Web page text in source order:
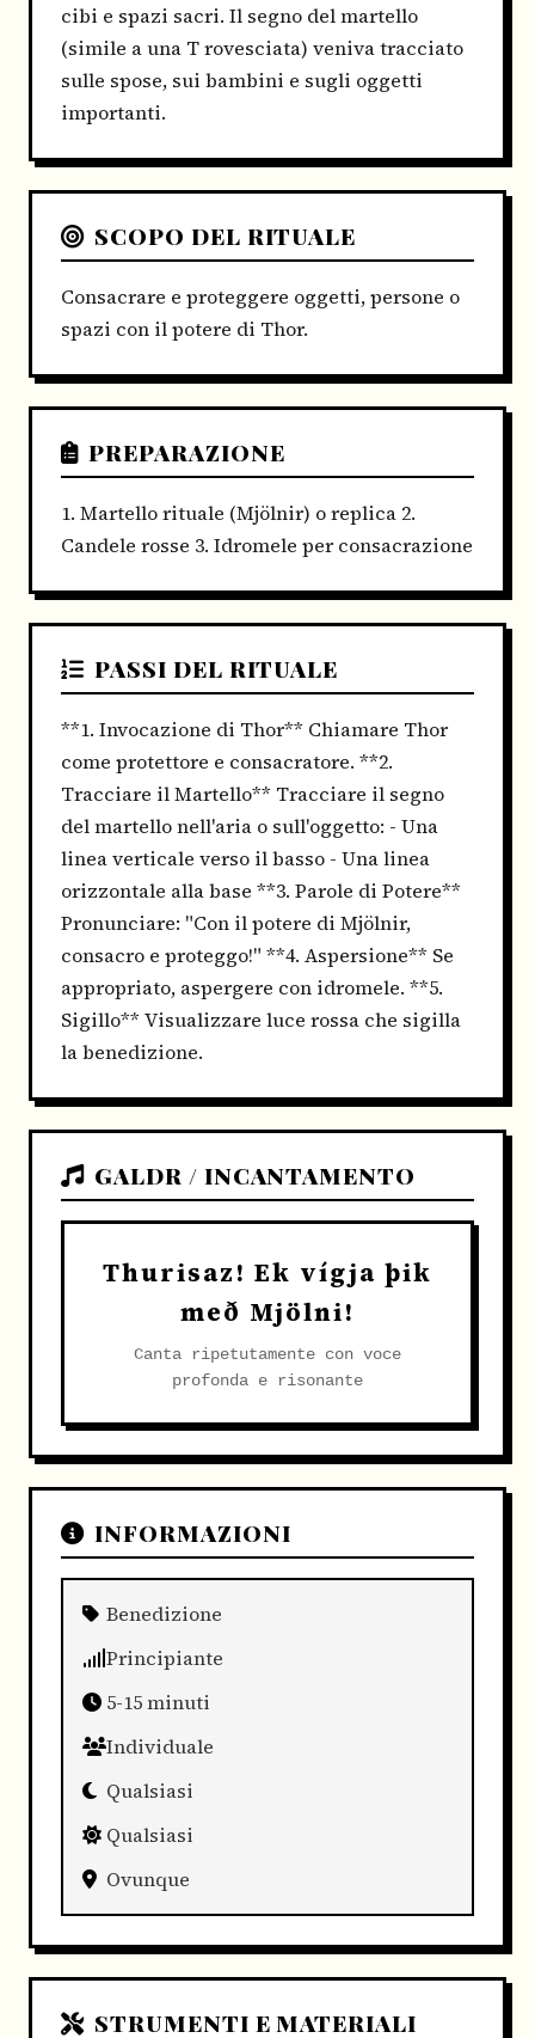
cibi e spazi sacri. Il segno del martello
(simile a una T rovesciata) veniva tracciato
sulle spose, sui bambini e sugli oggetti
importanti.
SCOPO DEL RITUALE
Consacrare e proteggere oggetti, persone o
spazi con il potere di Thor.
PREPARAZIONE
1. Martello rituale (Mjölnir) o replica 2.
Candele rosse 3. Idromele per consacrazione
PASSI DEL RITUALE
**1. Invocazione di Thor** Chiamare Thor
come protettore e consacratore. **2.
Tracciare il Martello** Tracciare il segno
del martello nell'aria o sull'oggetto: - Una
linea verticale verso il basso - Una linea
orizzontale alla base **3. Parole di Potere**
Pronunciare: "Con il potere di Mjölnir,
consacro e proteggo!" **4. Aspersione** Se
appropriato, aspergere con idromele. **5.
Sigillo** Visualizzare luce rossa che sigilla
la benedizione.
GALDR / INCANTAMENTO
Thurisaz! Ek vígja þik
með Mjölni!
Canta ripetutamente con voce
profonda e risonante
INFORMAZIONI
Benedizione
Principiante
5-15 minuti
Individuale
Qualsiasi
Qualsiasi
Ovunque
STRUMENTI E MATERIALI